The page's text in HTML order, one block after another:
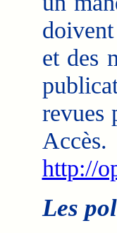
et des
revues
Accès.
http://
Les